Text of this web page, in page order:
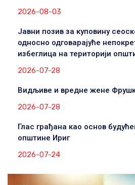
2026-08-03
Јавни позив за куповину
односно одговарајуће
избеглица на територији
2026-07-28
Видљиве и вредне жене
2026-07-28
Глас грађана као основ
општине Ириг
2026-07-24